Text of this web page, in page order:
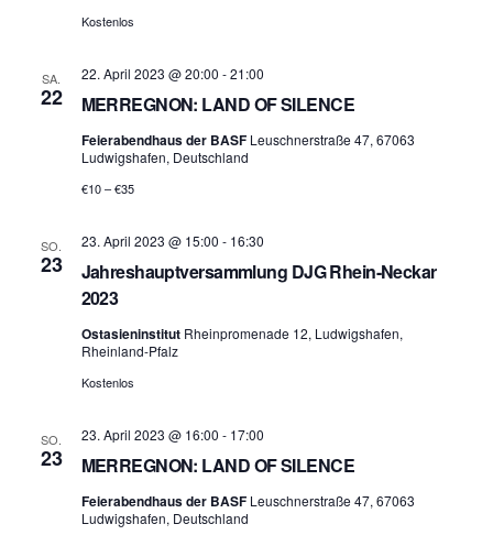
Kostenlos
SA.
22 MERREGNON: LAND OF SILENCE
22. April 2023 @ 20:00 -21:00
Feierabendhaus der BASF Leuschnerstraße 47, 67063
Ludwigshafen, Deutschland
€10 – €35
SO.
23
Jahreshauptversammlung DJG Rhein-Neckar
2023
23. April 2023 @ 15:00 - 16:30
Ostasieninstitut Rheinpromenade 12, Ludwigshafen,
Rheinland-Pfalz
Kostenlos
SO.
23 MERREGNON: LAND OF SILENCE
23. April 2023 @ 16:00 - 17:00
Feierabendhaus der BASF Leuschnerstraße 47, 67063
Ludwigshafen, Deutschland